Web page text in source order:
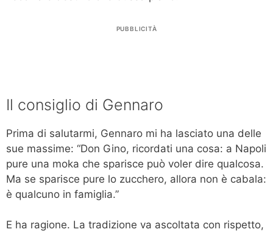
PUBBLICITÀ
Il consiglio di Gennaro
Prima di salutarmi, Gennaro mi ha lasciato una delle
sue massime: “Don Gino, ricordati una cosa: a Napoli
pure una moka che sparisce può voler dire qualcosa.
Ma se sparisce pure lo zucchero, allora non è cabala:
è qualcuno in famiglia.”
E ha ragione. La tradizione va ascoltata con rispetto,